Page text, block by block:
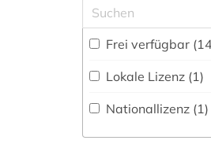
klassische musik
komponist (5)
kulturwissenschaften
(1)
Portal (3
Enzyklopädie,
Nachschlagwerk (8 )
Frei verfügbar
Lokale Lizenz (1)
Nationallizenz (1)